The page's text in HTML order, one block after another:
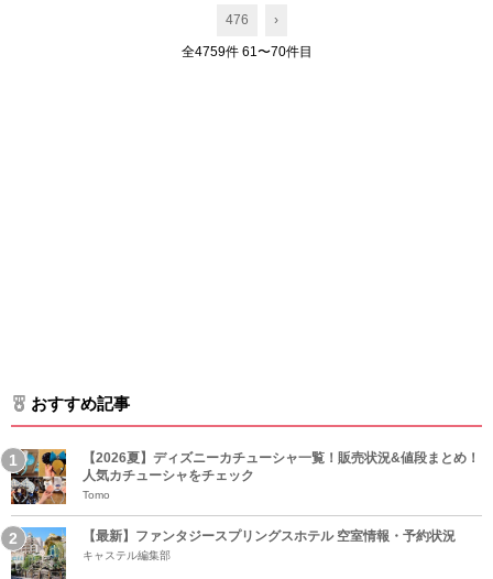
476 ›
全4759件 61〜70件目
おすすめ記事
【2026夏】ディズニーカチューシャ一覧！販売状況&値段まとめ！
人気カチューシャをチェック
Tomo
【最新】ファンタジースプリングスホテル 空室情報・予約状況
キャステル編集部